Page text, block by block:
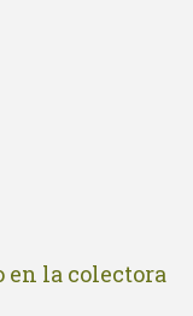
en la colectora